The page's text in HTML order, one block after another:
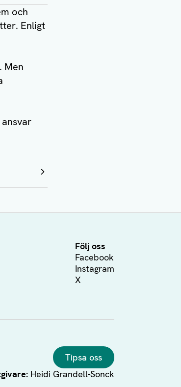
och
Enligt
Men
Följ oss
Facebook
Instagram
X
Tipsa oss
Heidi Grandell-Sonck